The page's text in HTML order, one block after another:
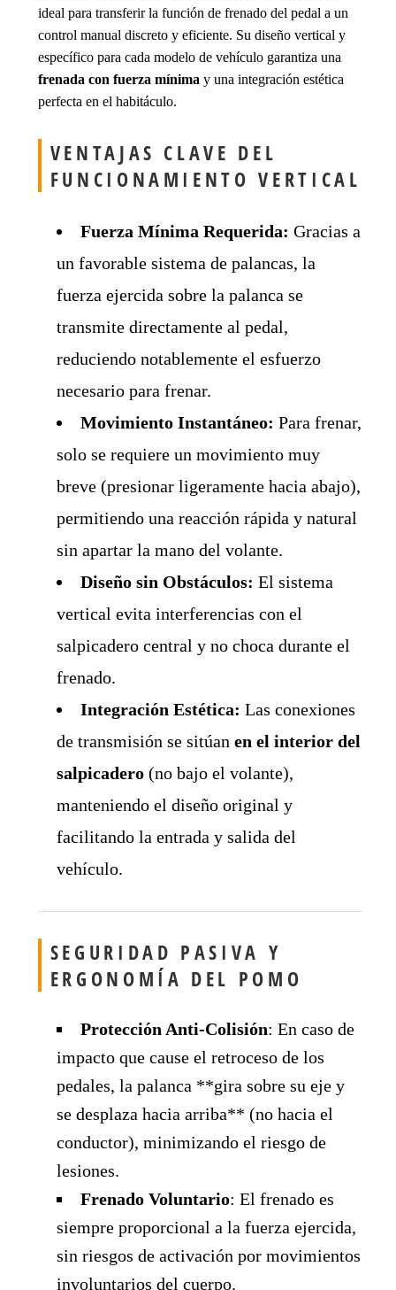
ideal para transferir la función de frenado del pedal a un
control manual discreto y eficiente. Su diseño vertical y
específico para cada modelo de vehículo garantiza una
frenada con fuerza mínima y una integración estética
perfecta en el habitáculo.
VENTAJAS CLAVE DEL
FUNCIONAMIENTO VERTICAL
Fuerza Mínima Requerida: Gracias a
un favorable sistema de palancas, la
fuerza ejercida sobre la palanca se
transmite directamente al pedal,
reduciendo notablemente el esfuerzo
necesario para frenar.
Movimiento Instantáneo: Para frenar,
solo se requiere un movimiento muy
breve (presionar ligeramente hacia abajo),
permitiendo una reacción rápida y natural
sin apartar la mano del volante.
Diseño sin Obstáculos: El sistema
vertical evita interferencias con el
salpicadero central y no choca durante el
frenado.
Integración Estética: Las conexiones
de transmisión se sitúan en el interior del
salpicadero(no bajo el volante),
manteniendo el diseño original y
facilitando la entrada y salida del
vehículo.
SEGURIDAD PASIVA Y
ERGONOMÍA DEL POMO
Protección Anti-Colisión: En caso de
impacto que cause el retroceso de los
pedales, la palanca **gira sobre su eje y
se desplaza hacia arriba** (no hacia el
conductor), minimizando el riesgo de
lesiones.
Frenado Voluntario: El frenado es
siempre proporcional a la fuerza ejercida,
sin riesgos de activación por movimientos
involuntarios del cuerpo.